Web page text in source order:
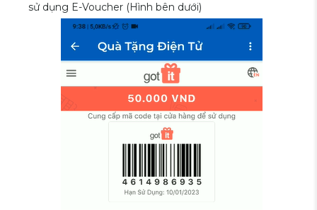
sử dụng E-Voucher (Hình bên dưới)